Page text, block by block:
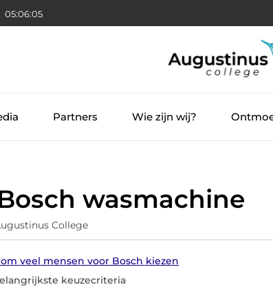
05:06:06
Partners Wie zijn wij?
wasmachine
College
veel mensen voor Bosch kiezen
keuzecriteria